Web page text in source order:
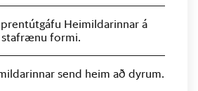
Heimildarinnar á
stafrænu formi.
send heim að dyrum.